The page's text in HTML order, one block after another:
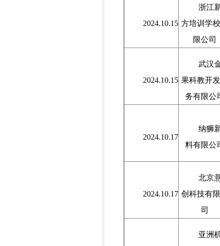
2024.10.15
浙江
方培训学
限公司
2024.10.15
武汉
果科教开
务有限公
2024.10.17
纳狮
料有限公
2024.10.17
北京
创科技有
司
亚洲